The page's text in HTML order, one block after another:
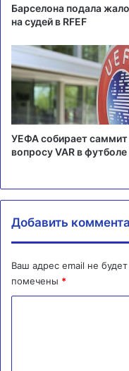
Барселона подала
на судей в RFEF
УЕФА собирает саммит
вопросу VAR в футболе
Добавить
Ваш адрес email не
помечены *